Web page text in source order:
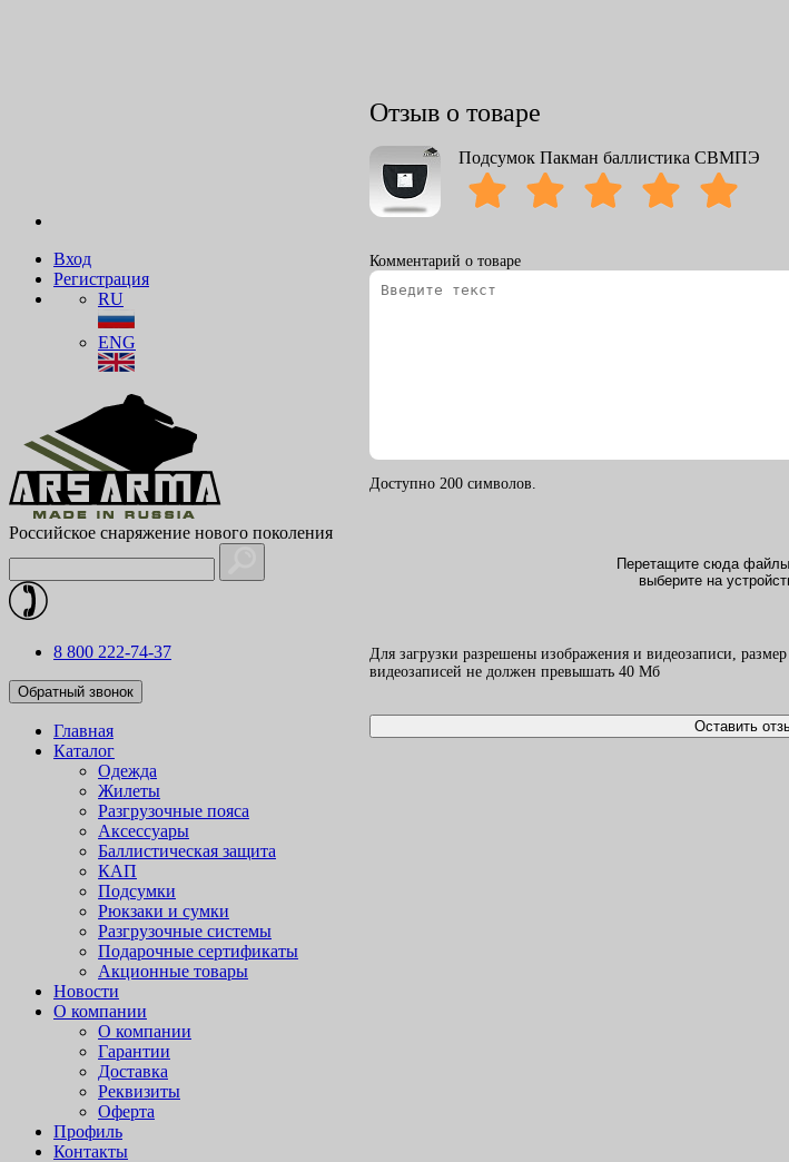
Вход
Регистрация
RU
ENG
Российское снаряжение нового поколения
8 800 222-74-37
Обратный звонок
Главная
Каталог
Одежда
Жилеты
Разгрузочные пояса
Аксессуары
Баллистическая защита
КАП
Подсумки
Рюкзаки и сумки
Разгрузочные системы
Подарочные сертификаты
Акционные товары
Новости
О компании
О компании
Гарантии
Доставка
Реквизиты
Оферта
Профиль
Контакты
Отзыв о товаре
Подсумок Пакман баллистика СВМПЭ
Комментарий о товаре
Доступно 200 символов.
Перетащите сюда
выберите на
Для загрузки разрешены изображения и видеозаписи,
видеозаписей не должен превышать 40 Mб
Оставить